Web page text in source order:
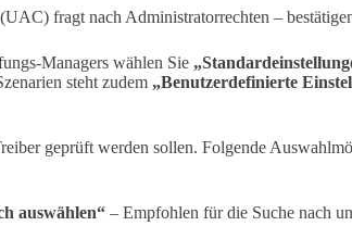
fragt nach Administratorrechten –
Managers wählen Sie
steht zudem „Benutzerdefinierte
geprüft werden sollen. Folgende
auswählen“ – Empfohlen für die Suche nach